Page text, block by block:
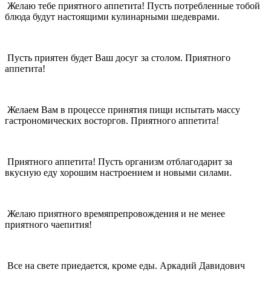
Желаю тебе приятного аппетита! Пусть потребленные тобой
блюда будут настоящими кулинарными шедеврами.
Пусть приятен будет Ваш досуг за столом. Приятного
аппетита!
Желаем Вам в процессе принятия пищи испытать массу
гастрономических восторгов. Приятного аппетита!
Приятного аппетита! Пусть организм отблагодарит за
вкусную еду хорошим настроением и новыми силами.
Желаю приятного времяпрепровождения и не менее
приятного чаепития!
Все на свете приедается, кроме еды. Аркадий Давидович